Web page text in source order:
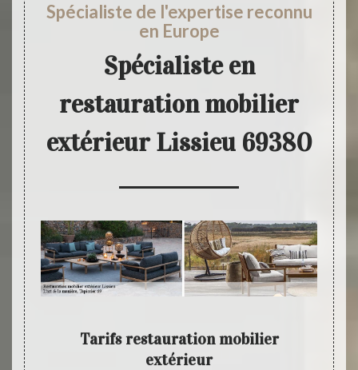
Spécialiste de l'expertise reconnu
en Europe
Spécialiste en
restauration mobilier
extérieur Lissieu 69380
Tarifs restauration mobilier
extérieur